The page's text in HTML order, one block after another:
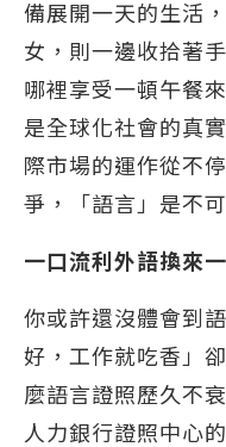
備展開一天的生活
女，則一邊收拾著
哪裡享受一頓午餐
是全球化社會的真
際市場的運作從不
爭，「語言」是不
一口流利外語換來
你或許還沒體會到
好，工作就吃香」
麼語言證照歷久不
人力銀行證照中心